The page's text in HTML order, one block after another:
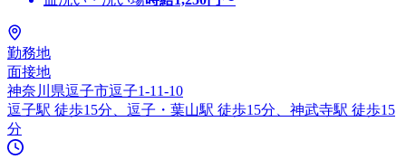
勤務地
面接地
神奈川県逗子市逗子1-11-10
逗子駅 徒歩15分、逗子・葉山駅 徒歩15分、神武寺駅 徒歩15
分